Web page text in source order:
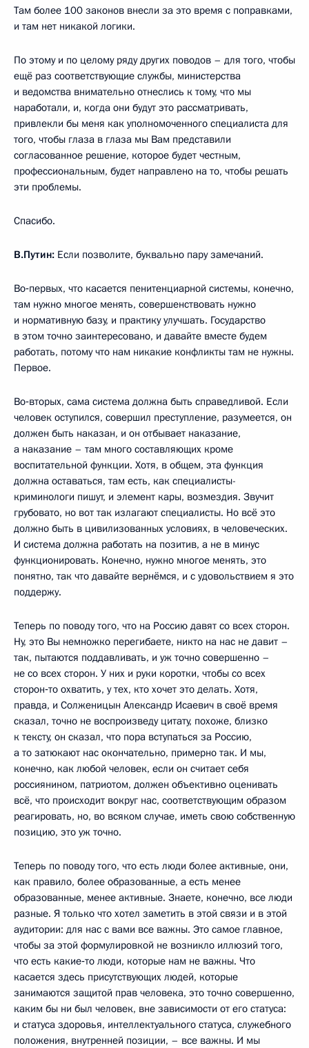
Там более 100 законов внесли за это время с поправками,
и там нет никакой логики.
По этому и по целому ряду других поводов – для того, чтобы
ещё раз соответствующие службы, министерства
и ведомства внимательно отнеслись к тому, что мы
наработали, и, когда они будут это рассматривать,
привлекли бы меня как уполномоченного специалиста для
того, чтобы глаза в глаза мы Вам представили
согласованное решение, которое будет честным,
профессиональным, будет направлено на то, чтобы решать
эти проблемы.
Спасибо.
В.Путин: Если позволите, буквально пару замечаний.
Во‑первых, что касается пенитенциарной системы, конечно,
там нужно многое менять, совершенствовать нужно
и нормативную базу, и практику улучшать. Государство
в этом точно заинтересовано, и давайте вместе будем
работать, потому что нам никакие конфликты там не нужны.
Первое.
Во‑вторых, сама система должна быть справедливой. Если
человек оступился, совершил преступление, разумеется, он
должен быть наказан, и он отбывает наказание,
а наказание – там много составляющих кроме
воспитательной функции. Хотя, в общем, эта функция
должна оставаться, там есть, как специалисты-
криминологи пишут, и элемент кары, возмездия. Звучит
грубовато, но вот так излагают специалисты. Но всё это
должно быть в цивилизованных условиях, в человеческих.
И система должна работать на позитив, а не в минус
функционировать. Конечно, нужно многое менять, это
понятно, так что давайте вернёмся, и с удовольствием я это
поддержу.
Теперь по поводу того, что на Россию давят со всех сторон.
Ну, это Вы немножко перегибаете, никто на нас не давит –
так, пытаются поддавливать, и уж точно совершенно –
не со всех сторон. У них и руки коротки, чтобы со всех
сторон‑то охватить, у тех, кто хочет это делать. Хотя,
правда, и Солженицын Александр Исаевич в своё время
сказал, точно не воспроизведу цитату, похоже, близко
к тексту, он сказал, что пора вступаться за Россию,
а то затюкают нас окончательно, примерно так. И мы,
конечно, как любой человек, если он считает себя
россиянином, патриотом, должен объективно оценивать
всё, что происходит вокруг нас, соответствующим образом
реагировать, но, во всяком случае, иметь свою собственную
позицию, это уж точно.
Теперь по поводу того, что есть люди более активные, они,
как правило, более образованные, а есть менее
образованные, менее активные. Знаете, конечно, все люди
разные. Я только что хотел заметить в этой связи и в этой
аудитории: для нас с вами все важны. Это самое главное,
чтобы за этой формулировкой не возникло иллюзий того,
что есть какие‑то люди, которые нам не важны. Что
касается здесь присутствующих людей, которые
занимаются защитой прав человека, это точно совершенно,
каким бы ни был человек, вне зависимости от его статуса:
и статуса здоровья, интеллектуального статуса, служебного
положения, внутренней позиции, – все важны. И мы